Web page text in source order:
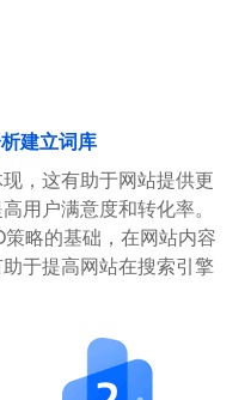
建立词库
，这有助于网站提供更
用户满意度和转化率。
略的基础，在网站内容
于提高网站在搜索引擎